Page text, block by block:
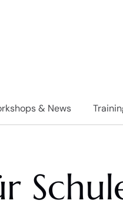
& News